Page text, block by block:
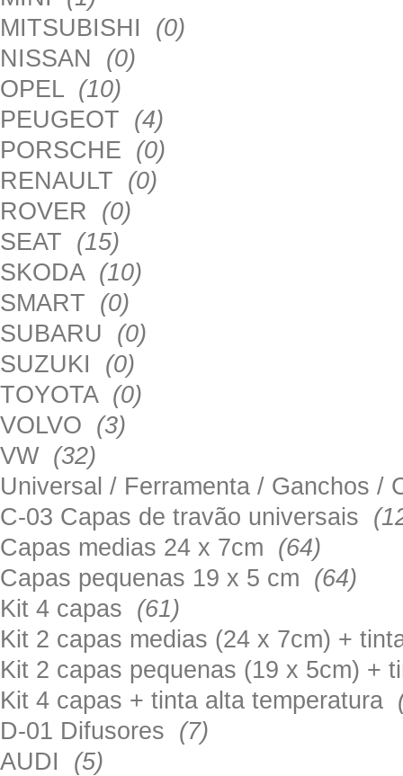
MITSUBISHI (0)
NISSAN (0)
OPEL (10)
PEUGEOT (4)
PORSCHE (0)
RENAULT (0)
ROVER (0)
SEAT (15)
SKODA (10)
SMART (0)
SUBARU (0)
SUZUKI (0)
TOYOTA (0)
VOLVO (3)
VW (32)
Universal / Ferramenta / Ganchos
C-03 Capas de travão universais
Capas medias 24 x 7cm (64)
Capas pequenas 19 x 5 cm (64)
Kit 4 capas (61)
Kit 2 capas medias (24 x 7cm) +
Kit 2 capas pequenas (19 x 5cm) +
Kit 4 capas + tinta alta temperatura
D-01 Difusores (7)
AUDI (5)